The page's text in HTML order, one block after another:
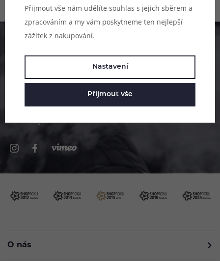
Pomůžeme vám s výběrem
483 51 51 31
Po–Pá: 09:00–17:00
info@ejuice.cz
kdykoliv
O nás
Přijmout vše nám udělíte souhlas s jejich sběrem a
zpracováním a my vám poskytneme ten nejlepší
zážitek z nakupování.
Nastavení
Přijmout vše